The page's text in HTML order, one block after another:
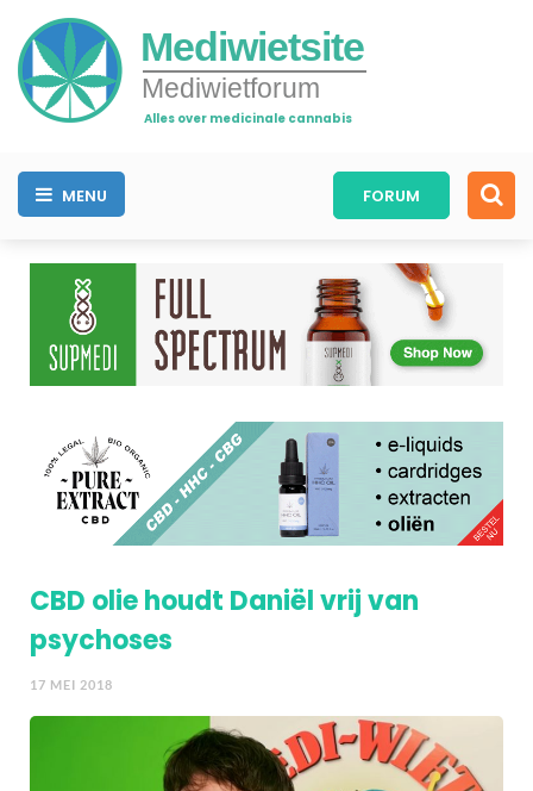
Mediwietsite
Mediwietforum
Alles over medicinale cannabis
MENU FORUM
CBD olie houdt Daniël vrij van
psychoses
17 MEI 2018